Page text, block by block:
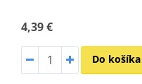
4,39 €
Do košíka